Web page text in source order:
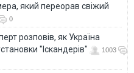
який переорав свіжий
0
розповів, як Україна
"Іскандерів"
1003